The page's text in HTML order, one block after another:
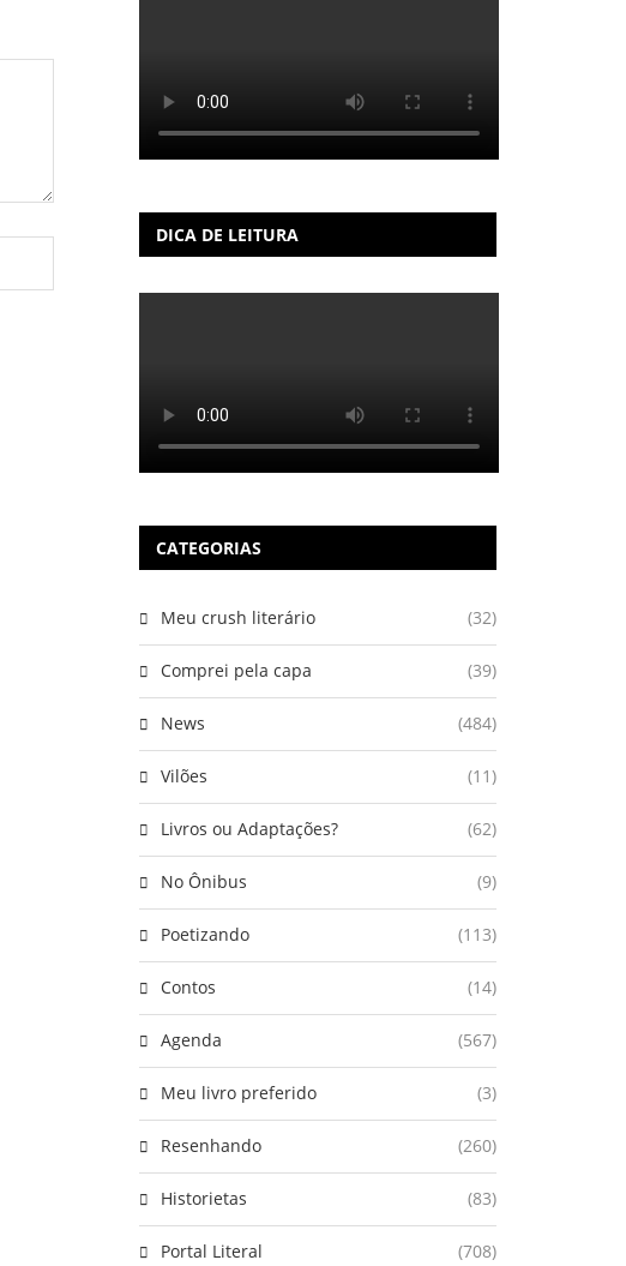
DICA DE LEITURA
CATEGORIAS
Meu crush literário (32)
Comprei pela capa (39)
News (484)
Vilões (11)
Livros ou Adaptações? (62)
No Ônibus (9)
Poetizando (113)
Contos (14)
Agenda (567)
Meu livro preferido (3)
Resenhando (260)
Historietas (83)
Portal Literal (708)